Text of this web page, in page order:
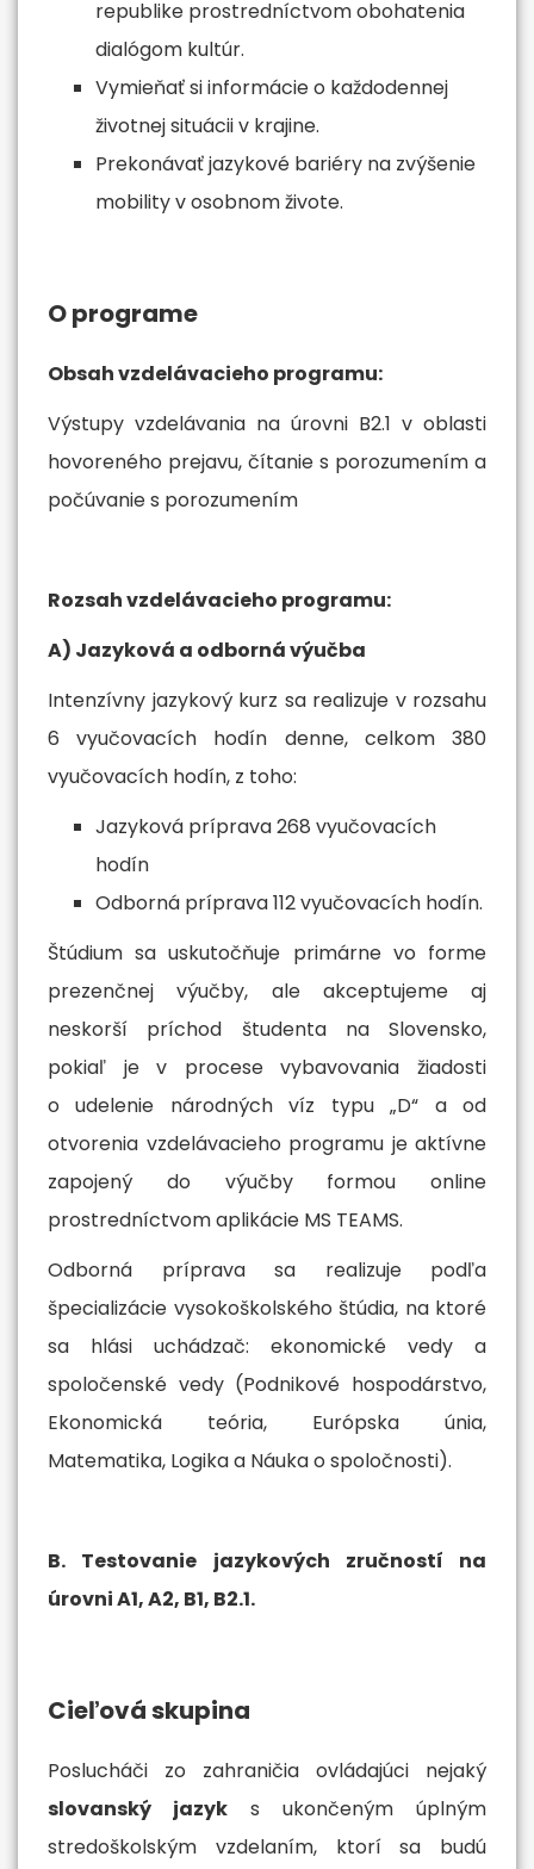
republike prostredníctvom obohatenia
dialógom kultúr.
Vymieňať si informácie o každodennej
životnej situácii v krajine.
Prekonávať jazykové bariéry na zvýšenie
mobility v osobnom živote.
O programe
Obsah vzdelávacieho programu:
Výstupy vzdelávania na úrovni B2.1 v oblasti
hovoreného prejavu, čítanie s porozumením a
počúvanie s porozumením
Rozsah vzdelávacieho programu:
A) Jazyková a odborná výučba
Intenzívny jazykový kurz sa realizuje v rozsahu
6 vyučovacích hodín denne, celkom 380
vyučovacích hodín, z toho:
Jazyková príprava 268 vyučovacích
hodín
Odborná príprava 112 vyučovacích hodín.
Štúdium sa uskutočňuje primárne vo forme
prezenčnej výučby, ale akceptujeme aj
neskorší príchod študenta na Slovensko,
pokiaľ je v procese vybavovania žiadosti
o udelenie národných víz typu „D“ a od
otvorenia vzdelávacieho programu je aktívne
zapojený do výučby formou online
prostredníctvom aplikácie MS TEAMS.
Odborná príprava sa realizuje podľa
špecializácie vysokoškolského štúdia, na ktoré
sa hlási uchádzač: ekonomické vedy a
spoločenské vedy (Podnikové hospodárstvo,
Ekonomická teória, Európska únia,
Matematika, Logika a Náuka o spoločnosti).
B. Testovanie jazykových zručností na
úrovni A1, A2, B1, B2.1.
Cieľová skupina
Poslucháči zo zahraničia ovládajúci nejaký
slovanský jazyk s ukončeným úplným
stredoškolským vzdelaním, ktorí sa budú